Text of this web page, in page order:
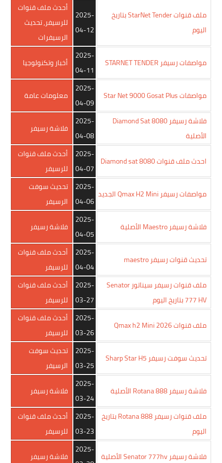
ملف قنوات StarNet Tender بتاريخ
اليوم
2025-
04-12
أحدث ملف قنوات
للرسيفر,تحديث
الرسيفرات
مواصفات رسيفر STARNET TENDER
2025-
04-11
أخبار وتكنولوجيا
مواصفات Star Net 9000 Gosat Plus
2025-
04-09
معلومات عامة
فلاشة رسيفر Diamond Sat 8080
الأصلية
2025-
04-08
فلاشة رسيفر
احدث ملف قنوات Diamond sat 8080
2025-
04-07
أحدث ملف قنوات
للرسيفر
مواصفات رسيفر Qmax H2 Mini الجديد
2025-
04-06
تحديث سوفت
الرسيفر
فلاشة رسيفر Maestro الأصلية
2025-
04-05
فلاشة رسيفر
تحديث قنوات رسيفر maestro
2025-
04-04
أحدث ملف قنوات
للرسيفر
ملف قنوات رسيفر سيناتور Senator
777 HV بتاريخ اليوم
2025-
03-27
أحدث ملف قنوات
للرسيفر
ملف قنوات Qmax h2 Mini 2026
2025-
03-26
أحدث ملف قنوات
للرسيفر
تحديث سوفت رسيفر Sharp Star H5
2025-
03-25
تحديث سوفت
الرسيفر
فلاشة رسيفر Rotana 888 الأصلية
2025-
03-24
فلاشة رسيفر
ملف قنوات رسيفر Rotana 888 بتاريخ
اليوم
2025-
03-23
أحدث ملف قنوات
للرسيفر
فلاشة رسيفر Senator 777hv الأصلية
2025-
فلاشة رسيفر